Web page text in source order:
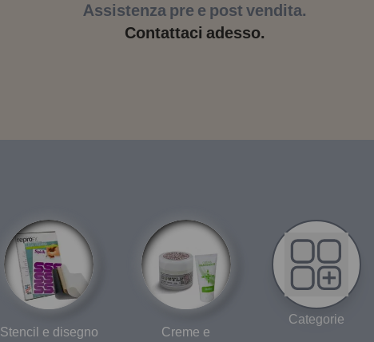
Assistenza pre e post vendita.
Contattaci adesso.
Stencil e disegno
Creme e
Categorie